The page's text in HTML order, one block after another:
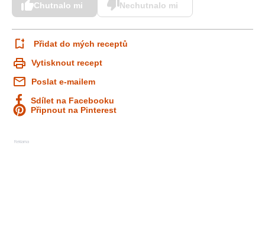
Chutnalo mi Nechutnalo mi
Přidat do mých receptů
Vytisknout recept
Poslat e-mailem
Sdílet na Facebooku
Připnout na Pinterest
Reklama